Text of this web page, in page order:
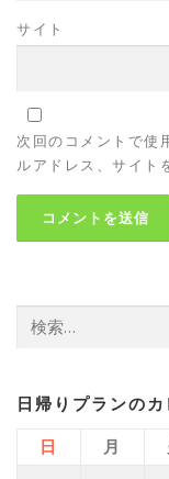
サイト
次回のコメントで使
ルアドレス、サイト
索:
日帰りプランの
日 月